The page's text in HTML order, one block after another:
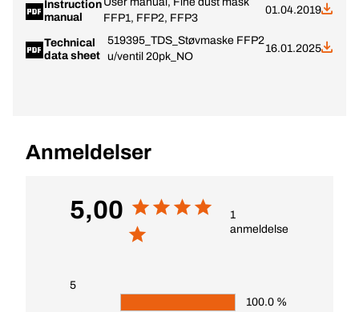
Instruction
manual
FFP1, FFP2, FFP3
01.04.2019
Technical
data sheet
519395_TDS_Støvmaske FFP2
u/ventil 20pk_NO
16.01.2025
Anmeldelser
5,00
1
anmeldelse
5
100.0 %